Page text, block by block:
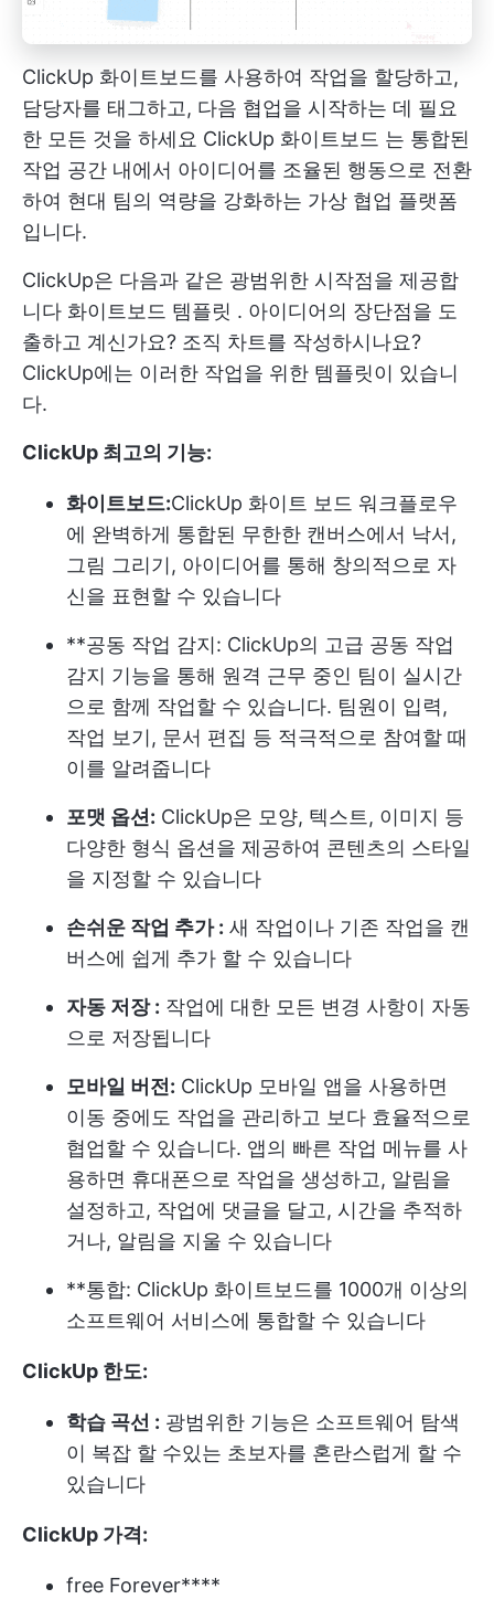
ClickUp 화이트보드를 사용하여 작업을 할당하고,
담당자를 태그하고, 다음 협업을 시작하는 데 필요
한 모든 것을 하세요 ClickUp 화이트보드 는 통합된
작업 공간 내에서 아이디어를 조율된 행동으로 전환
하여 현대 팀의 역량을 강화하는 가상 협업 플랫폼
입니다.
ClickUp은 다음과 같은 광범위한 시작점을 제공합
니다 화이트보드 템플릿 . 아이디어의 장단점을 도
출하고 계신가요? 조직 차트를 작성하시나요?
ClickUp에는 이러한 작업을 위한 템플릿이 있습니
다.
ClickUp 최고의 기능:
화이트보드:ClickUp 화이트 보드 워크플로우
에 완벽하게 통합된 무한한 캔버스에서 낙서,
그림 그리기, 아이디어를 통해 창의적으로 자
신을 표현할 수 있습니다
**공동 작업 감지: ClickUp의 고급 공동 작업
감지 기능을 통해 원격 근무 중인 팀이 실시간
으로 함께 작업할 수 있습니다. 팀원이 입력,
작업 보기, 문서 편집 등 적극적으로 참여할 때
이를 알려줍니다
포맷 옵션: ClickUp은 모양, 텍스트, 이미지 등
다양한 형식 옵션을 제공하여 콘텐츠의 스타일
을 지정할 수 있습니다
손쉬운 작업 추가 : 새 작업이나 기존 작업을 캔
버스에 쉽게 추가 할 수 있습니다
자동 저장 : 작업에 대한 모든 변경 사항이 자동
으로 저장됩니다
모바일 버전: ClickUp 모바일 앱을 사용하면
이동 중에도 작업을 관리하고 보다 효율적으로
협업할 수 있습니다. 앱의 빠른 작업 메뉴를 사
용하면 휴대폰으로 작업을 생성하고, 알림을
설정하고, 작업에 댓글을 달고, 시간을 추적하
거나, 알림을 지울 수 있습니다
**통합: ClickUp 화이트보드를 1000개 이상의
소프트웨어 서비스에 통합할 수 있습니다
ClickUp 한도:
학습 곡선 : 광범위한 기능은 소프트웨어 탐색
이 복잡 할 수있는 초보자를 혼란스럽게 할 수
있습니다
ClickUp 가격:
free Forever****